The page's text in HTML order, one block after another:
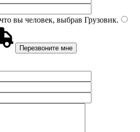
вы человек, выбрав Грузовик.